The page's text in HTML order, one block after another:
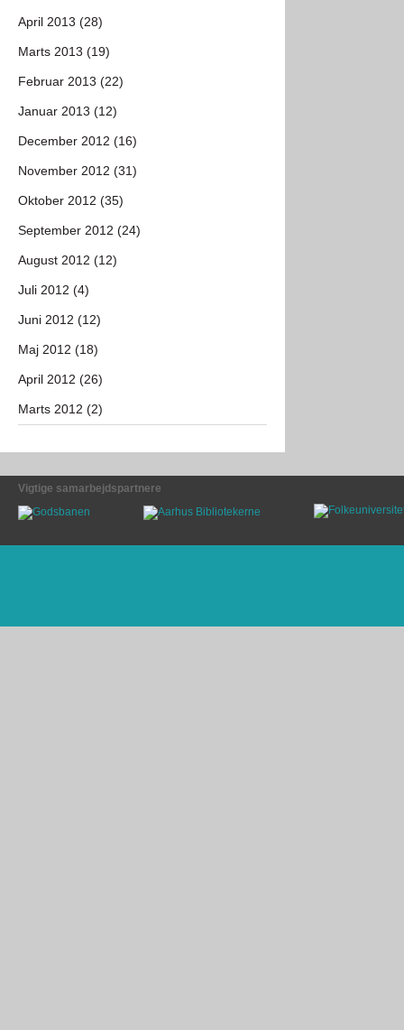
April 2013 (28)
Marts 2013 (19)
Februar 2013 (22)
Januar 2013 (12)
December 2012 (16)
November 2012 (31)
Oktober 2012 (35)
September 2012 (24)
August 2012 (12)
Juli 2012 (4)
Juni 2012 (12)
Maj 2012 (18)
April 2012 (26)
Marts 2012 (2)
Vigtige samarbejdspartnere